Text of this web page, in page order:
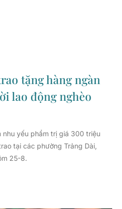
tặng hàng ngàn
lao động nghèo
nhu yếu phẩm trị giá 300 triệu
tại các phường Trảng Dài,
25-8.